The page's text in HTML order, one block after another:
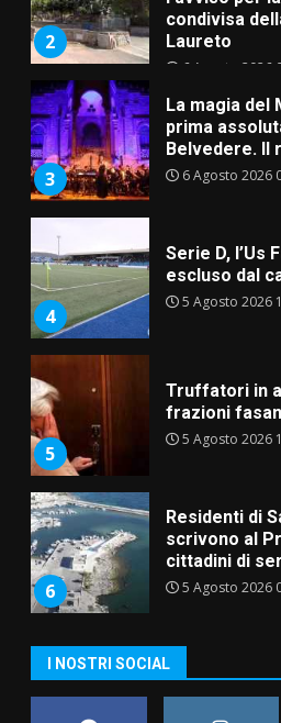
3
Belvedere. Il
6 Agosto 2026
4
Serie D, l’Us
escluso dal
5
Truffatori in
frazioni
5 Agosto 2026
6
Residenti di
scrivono al
cittadini di
5 Agosto 2026
7
A Savelletri
Pesce
a sabato 8
5 Agosto 2026
Grazia
cittadina di
I NOSTRI SOCIAL